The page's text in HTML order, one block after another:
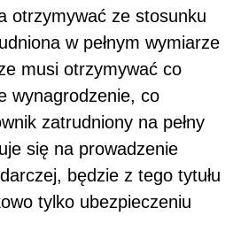
otrzymywać ze stosunku
w pełnym wymiarze
musi otrzymywać co
wynagrodzenie, co
zatrudniony na pełny
się na prowadzenie
będzie z tego tytułu
tylko ubezpieczeniu